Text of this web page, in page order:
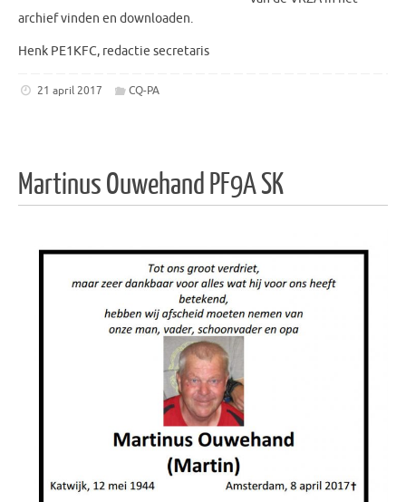
archief vinden en downloaden.
Henk PE1KFC, redactie secretaris
21 april 2017 CQ-PA
Martinus Ouwehand PF9A SK